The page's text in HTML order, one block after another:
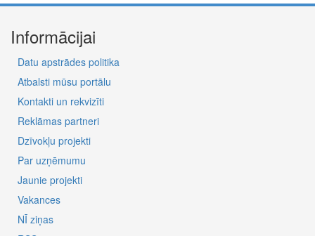
Informācijai
Datu apstrādes politika
Atbalsti mūsu portālu
Kontakti un rekvizīti
Reklāmas partneri
Dzīvokļu projekti
Par uzņēmumu
Jaunie projekti
Vakances
NĪ ziņas